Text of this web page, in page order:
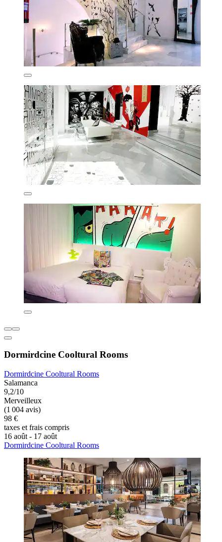
Dormirdcine Cooltural Rooms
Dormirdcine Cooltural Rooms
Salamanca
9,2/10
Merveilleux
(1 004 avis)
98 €
taxes et frais compris
16 août - 17 août
Dormirdcine Cooltural Rooms